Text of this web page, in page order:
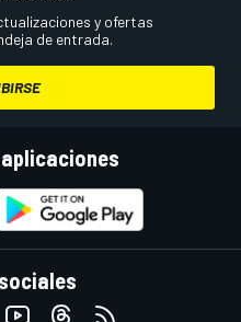
y ofertas
de entrada.